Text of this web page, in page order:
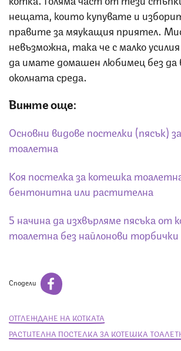
нещата, които купувате и
правите за мяукащия приятел.
невъзможна, така че с малко
да имате домашен любимец без да
околната среда.
Вижте още:
Основни видове постелки (пясък)
тоалетна
Коя постелка за котешка
бентонитна или растителна
5 начина да изхвърляме пясъка
тоалетна без найлонови торбички
Сподели
ОТГЛЕЖДАНЕ НА КОТКАТА
РАСТИТЕЛНА ПОСТЕЛКА ЗА КОТЕШКА